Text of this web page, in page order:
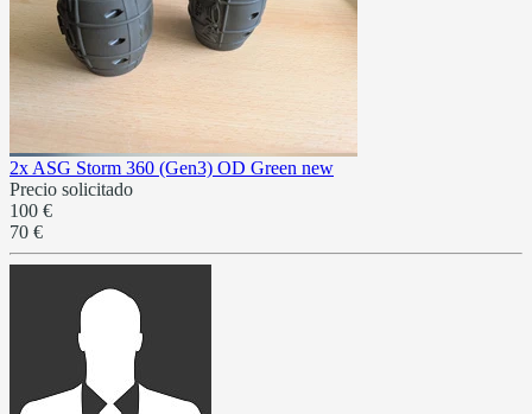
2x ASG Storm 360 (Gen3) OD Green new
Precio solicitado
100 €
70 €